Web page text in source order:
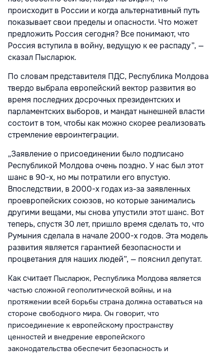
происходит в России и когда альтернативный путь
показывает свои пределы и опасности. Что может
предложить Россия сегодня? Все понимают, что
Россия вступила в войну, ведущую к ее распаду”, —
сказал Пысларюк.
По словам представителя ПДС, Республика Молдова
твердо выбрала европейский вектор развития во
время последних досрочных президентских и
парламентских выборов, и мандат нынешней власти
состоит в том, чтобы как можно скорее реализовать
стремление евроинтеграции.
„Заявление о присоединении было подписано
Республикой Молдова очень поздно. У нас был этот
шанс в 90-х, но мы потратили его впустую.
Впоследствии, в 2000-х годах из-за заявленных
проевропейских союзов, но которые занимались
другими вещами, мы снова упустили этот шанс. Вот
теперь, спустя 30 лет, пришло время сделать то, что
Румыния сделала в начале 2000-х годов. Эта модель
развития является гарантией безопасности и
процветания для наших людей”, — пояснил депутат.
Как считает Пысларюк, Республика Молдова является
частью сложной геополитической войны, и на
протяжении всей борьбы страна должна оставаться на
стороне свободного мира. Он говорит, что
присоединение к европейскому пространству
ценностей и внедрение европейского
законодательства обеспечит безопасность и